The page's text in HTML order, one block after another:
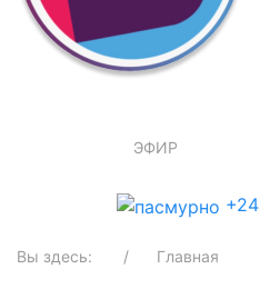
ЭФИР
+24
Вы здесь: Главная